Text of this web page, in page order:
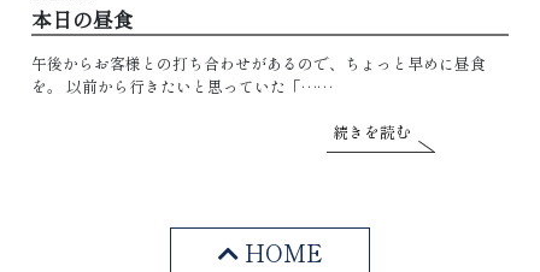
本日の昼食
午後からお客様との打ち合わせがあるので、ちょっと早めに昼食
を。 以前から行きたいと思っていた「……
続きを読む
HOME